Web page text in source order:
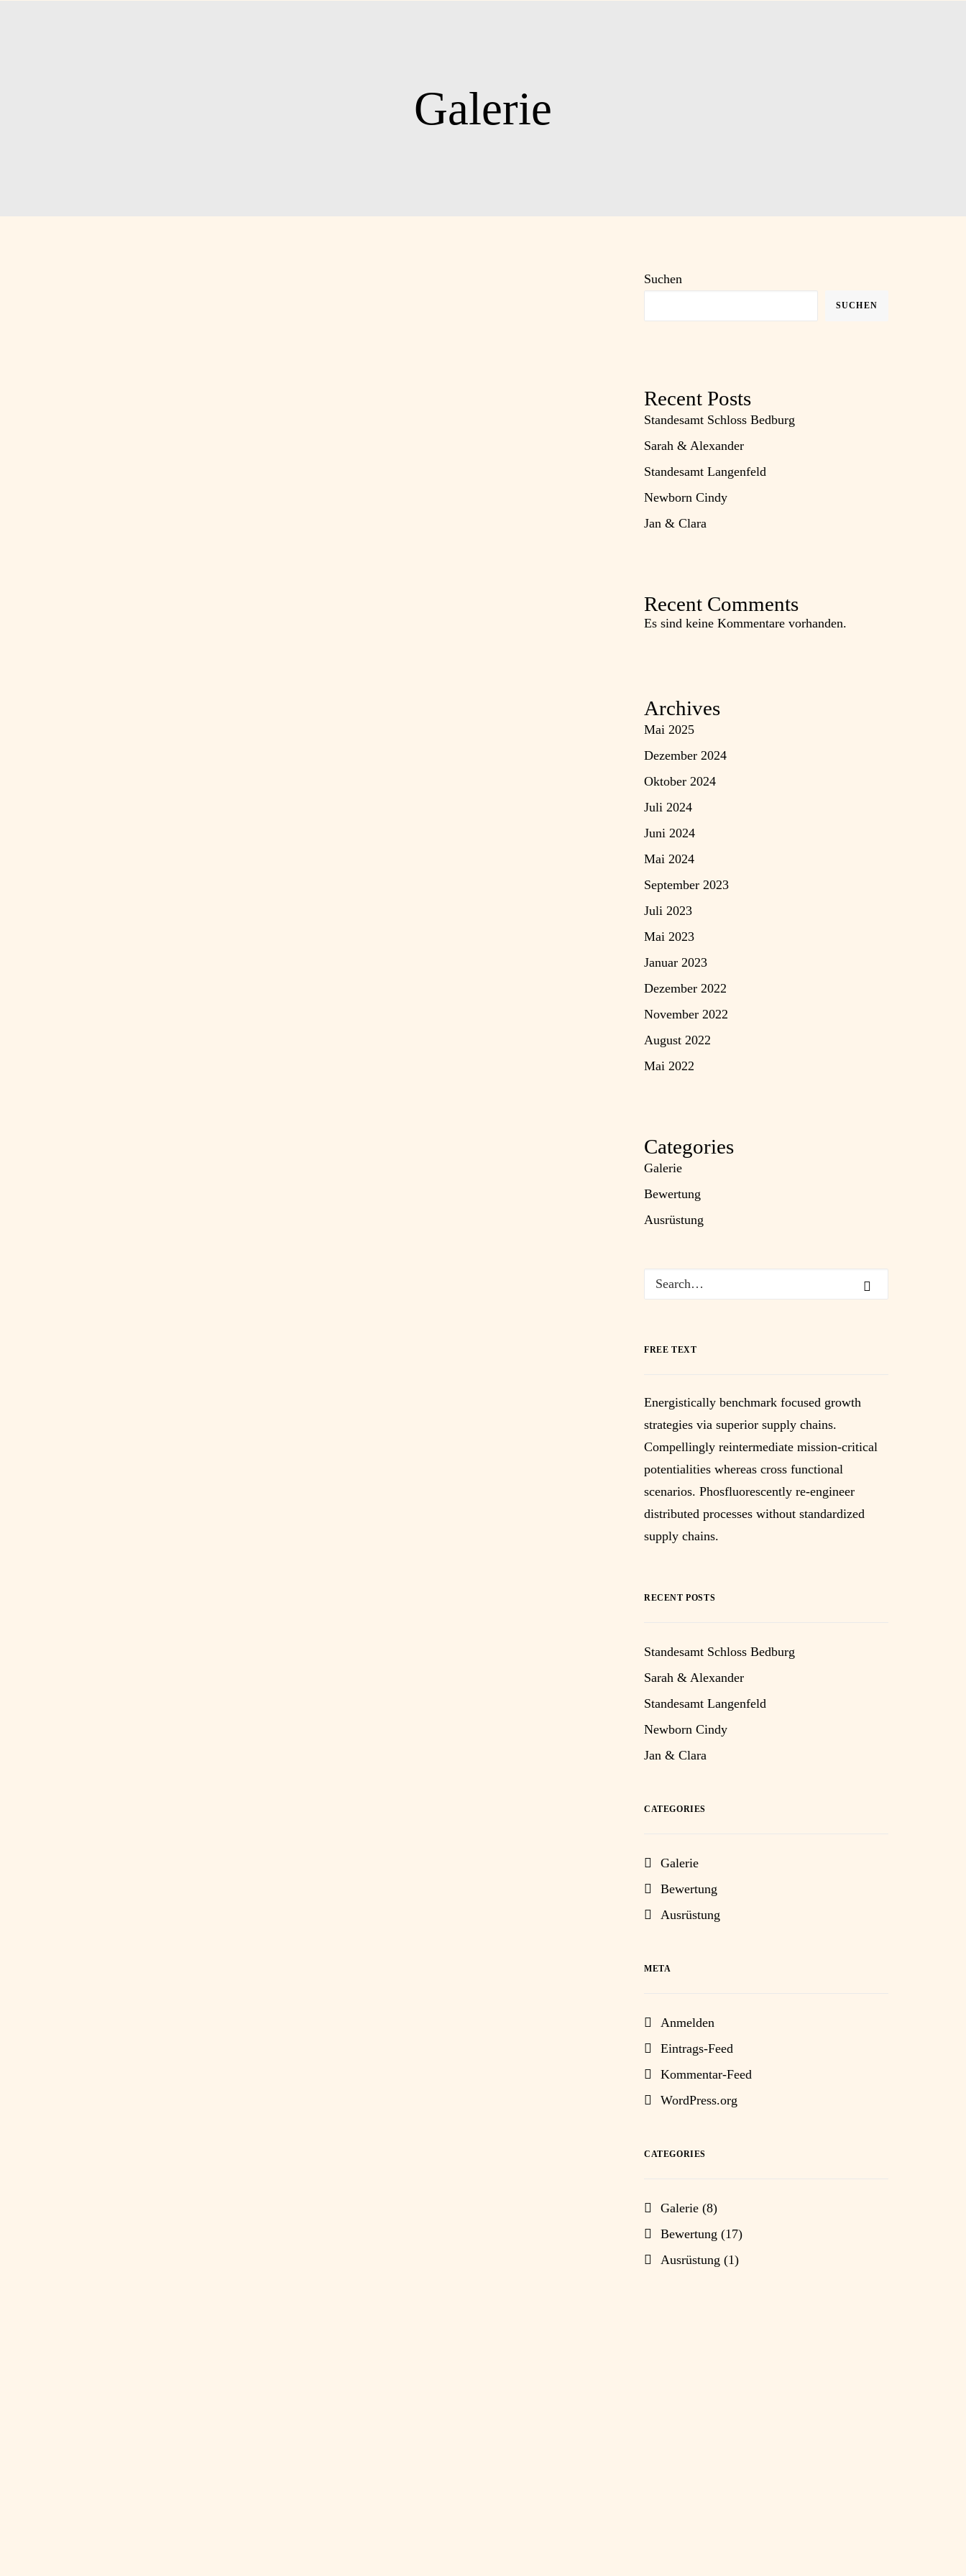
Galerie
Suchen
SUCHEN
Recent Posts
Standesamt Schloss Bedburg
Sarah & Alexander
Standesamt Langenfeld
Newborn Cindy
Jan & Clara
Recent Comments
Es sind keine Kommentare vorhanden.
Archives
Mai 2025
Dezember 2024
Oktober 2024
Juli 2024
Juni 2024
Mai 2024
September 2023
Juli 2023
Mai 2023
Januar 2023
Dezember 2022
November 2022
August 2022
Mai 2022
Categories
Galerie
Bewertung
Ausrüstung
FREE TEXT
Energistically benchmark focused growth
strategies via superior supply chains.
Compellingly reintermediate mission-critical
potentialities whereas cross functional
scenarios. Phosfluorescently re-engineer
distributed processes without standardized
supply chains.
RECENT POSTS
Standesamt Schloss Bedburg
Sarah & Alexander
Standesamt Langenfeld
Newborn Cindy
Jan & Clara
CATEGORIES
Galerie
Bewertung
Ausrüstung
META
Anmelden
Eintrags-Feed
Kommentar-Feed
WordPress.org
CATEGORIES
Galerie (8)
Bewertung (17)
Ausrüstung (1)